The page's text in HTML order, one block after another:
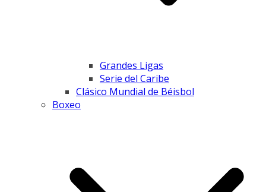
Grandes Ligas
Serie del Caribe
Clásico Mundial de Béisbol
Boxeo